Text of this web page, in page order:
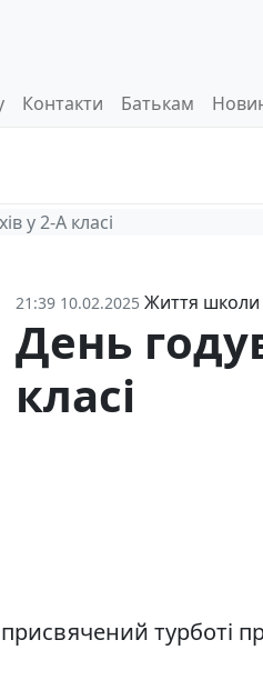
Контакти Батькам
у 2-А класі
21:39 10.02.2025 Життя школи
День
класі
турботі